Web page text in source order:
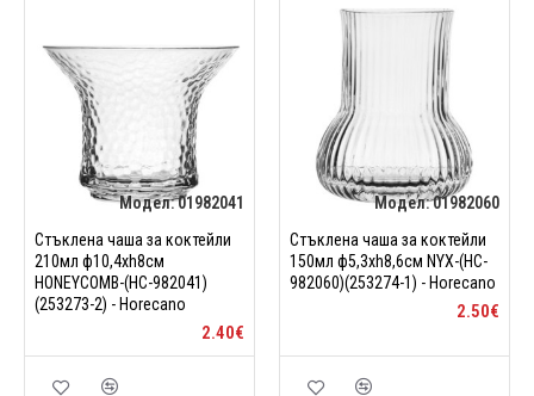
Модел:01982041
Стъклена чаша за коктейли
210мл ф10,4xh8см
HONEYCOMB-(HC-982041)
(253273-2) - Horecano
2.40€
Модел:01982060
Стъклена чаша за коктейли
150мл ф5,3xh8,6см NYX-(HC-
982060)(253274-1) - Horecano
2.50€